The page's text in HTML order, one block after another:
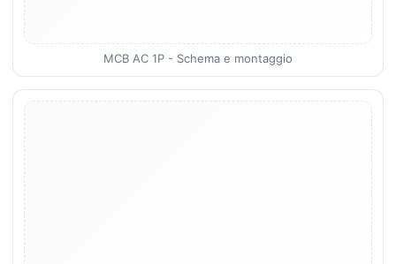
MCB AC 1P - Schema e montaggio